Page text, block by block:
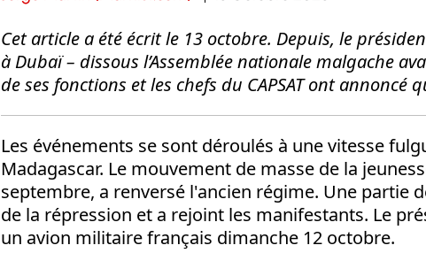
Cet article a été écrit le 13 octobre. Depuis, le
à Dubaï – dissous l’Assemblée nationale malgache
de ses fonctions etles chefs du CAPSATontannoncé
Les événements se sont déroulés à une vitesse
Madagascar. Le mouvement de masse de la
septembre, a renversé l'ancien régime. Une partie
de la répression et a rejoint les manifestants. Le
un avion militaire français dimanche 12 octobre.